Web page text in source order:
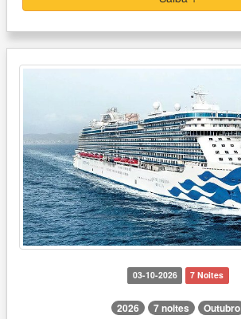
03-10-2026 7 Noites
2026 7 noites Outubro